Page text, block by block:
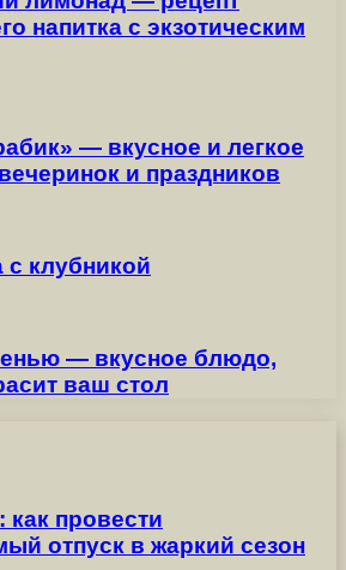
напитка с экзотическим
— вкусное и легкое
и праздников
с клубникой
— вкусное блюдо,
ваш стол
провести
отпуск в жаркий сезон